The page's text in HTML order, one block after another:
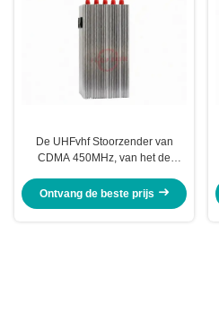
De UHFvhf Stoorzender van
CDMA 450MHz, van het de
Celtelefoon de Douanefrequentie
Ontvang de beste prijs